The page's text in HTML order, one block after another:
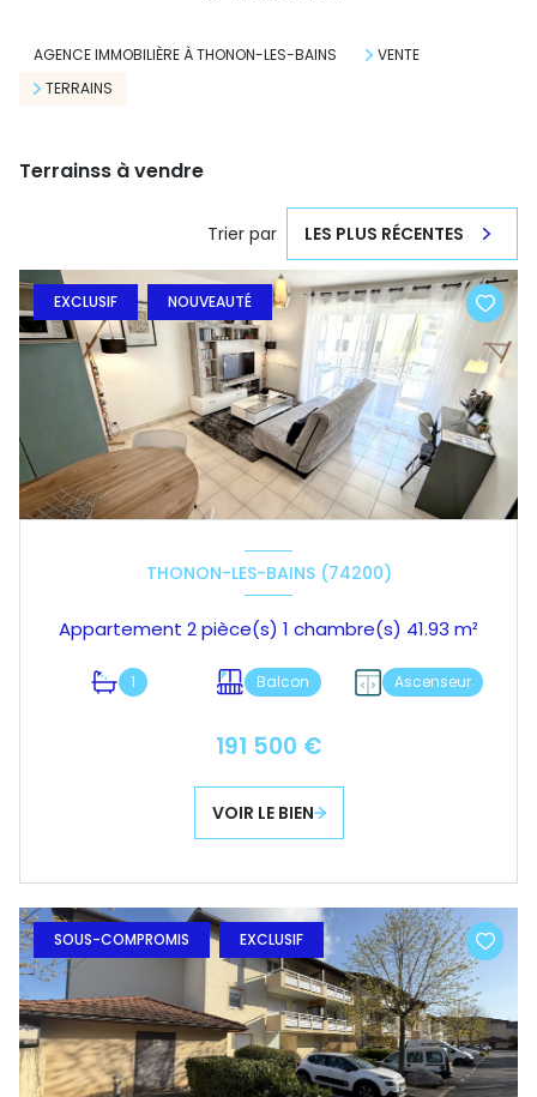
AGENCE IMMOBILIÈRE À THONON-LES-BAINS
VENTE
TERRAINS
Terrainss à vendre
Trier par LES PLUS RÉCENTES
EXCLUSIF NOUVEAUTÉ
THONON-LES-BAINS (74200)
Appartement 2 pièce(s) 1 chambre(s) 41.93 m²
1 Balcon Ascenseur
191 500 €
VOIR LE BIEN
SOUS-COMPROMIS EXCLUSIF